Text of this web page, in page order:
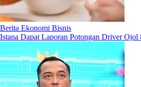
Berita Ekonomi Bisnis
Istana Dapat Laporan Potongan Driver Ojol